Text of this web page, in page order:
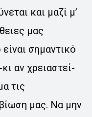
και μαζί μ’
μας
είναι σημαντικό
αν χρειαστεί-
τις
μας. Να μην